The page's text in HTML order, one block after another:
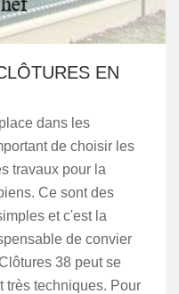
EN
dans les
de choisir les
travaux pour la
Ce sont des
et c'est la
de convier
38 peut se
très techniques. Pour